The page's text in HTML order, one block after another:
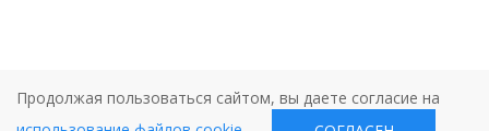
Продолжая пользоваться сайтом, вы даете согласие на